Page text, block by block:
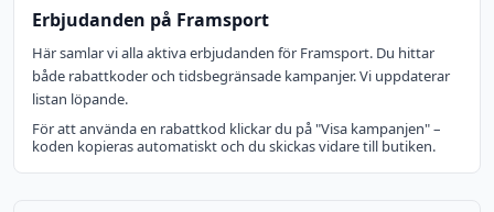
Erbjudanden på Framsport
Här samlar vi alla aktiva erbjudanden för Framsport. Du hittar
både rabattkoder och tidsbegränsade kampanjer. Vi uppdaterar
listan löpande.
För att använda en rabattkod klickar du på "Visa kampanjen" –
koden kopieras automatiskt och du skickas vidare till butiken.